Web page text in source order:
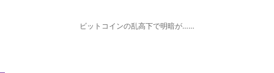
ビットコインの乱高下で明暗が……